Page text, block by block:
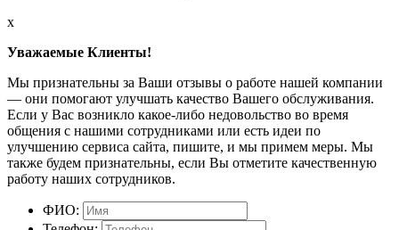
x
Уважаемые Клиенты!
Мы признательны за Ваши отзывы о работе нашей компании
— они помогают улучшать качество Вашего обслуживания.
Если у Вас возникло какое-либо недовольство во время
общения с нашими сотрудниками или есть идеи по
улучшению сервиса сайта, пишите, и мы примем меры. Мы
также будем признательны, если Вы отметите качественную
работу наших сотрудников.
ФИО: